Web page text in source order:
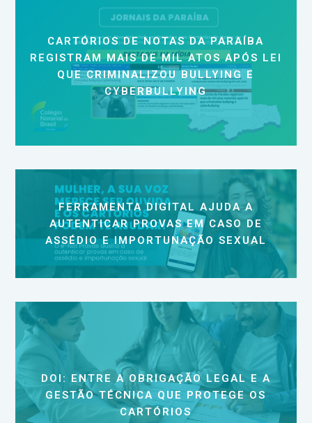
CARTÓRIOS DE NOTAS DA PARAÍBA
REGISTRAM MAIS DE MIL ATOS APÓS LEI
QUE CRIMINALIZOU BULLYING E
CYBERBULLYING
FERRAMENTA DIGITAL AJUDA A
AUTENTICAR PROVAS EM CASO DE
ASSÉDIO E IMPORTUNAÇÃO SEXUAL
DOI: ENTRE A OBRIGAÇÃO LEGAL E A
GESTÃO TÉCNICA QUE PROTEGE OS
CARTÓRIOS